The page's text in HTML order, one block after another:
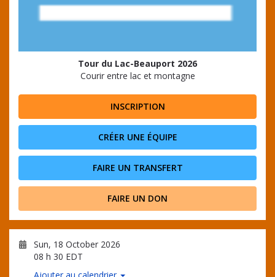
Tour du Lac-Beauport 2026
Courir entre lac et montagne
INSCRIPTION
CRÉER UNE ÉQUIPE
FAIRE UN TRANSFERT
FAIRE UN DON
Sun, 18 October 2026
08 h 30 EDT